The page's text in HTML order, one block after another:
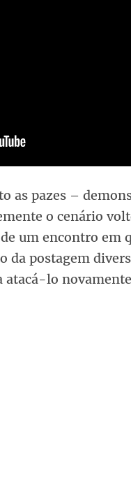
as pazes –
o cenário
um encontro em
postagem
atacá-lo